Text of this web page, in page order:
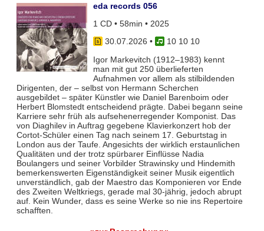
eda records 056
1 CD • 58min • 2025
30.07.2026 •
10 10 10
Igor Markevitch (1912–1983) kennt
man mit gut 250 überlieferten
Aufnahmen vor allem als stilbildenden
Dirigenten, der – selbst von Hermann Scherchen
ausgebildet – später Künstler wie Daniel Barenboim oder
Herbert Blomstedt entscheidend prägte. Dabei begann seine
Karriere sehr früh als aufsehenerregender Komponist. Das
von Diaghilev in Auftrag gegebene Klavierkonzert hob der
Cortot-Schüler einen Tag nach seinem 17. Geburtstag in
London aus der Taufe. Angesichts der wirklich erstaunlichen
Qualitäten und der trotz spürbarer Einflüsse Nadia
Boulangers und seiner Vorbilder Strawinsky und Hindemith
bemerkenswerten Eigenständigkeit seiner Musik eigentlich
unverständlich, gab der Maestro das Komponieren vor Ende
des Zweiten Weltkriegs, gerade mal 30-jährig, jedoch abrupt
auf. Kein Wunder, dass es seine Werke so nie ins Repertoire
schafften.